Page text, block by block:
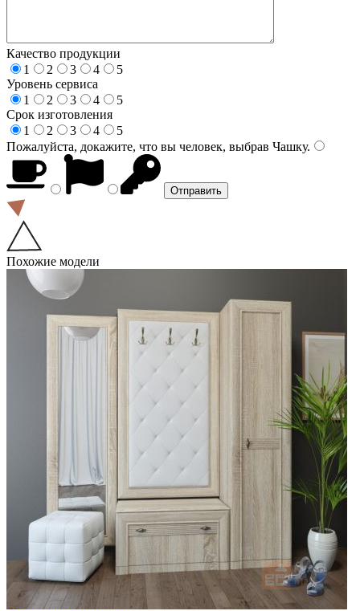
Качество продукции
1
2 3 4
5
Уровень сервиса
1
2 3 4
5
Срок изготовления
1
2 3 4
5
Пожалуйста, докажите, что вы человек, выбрав Чашку.
Похожие модели